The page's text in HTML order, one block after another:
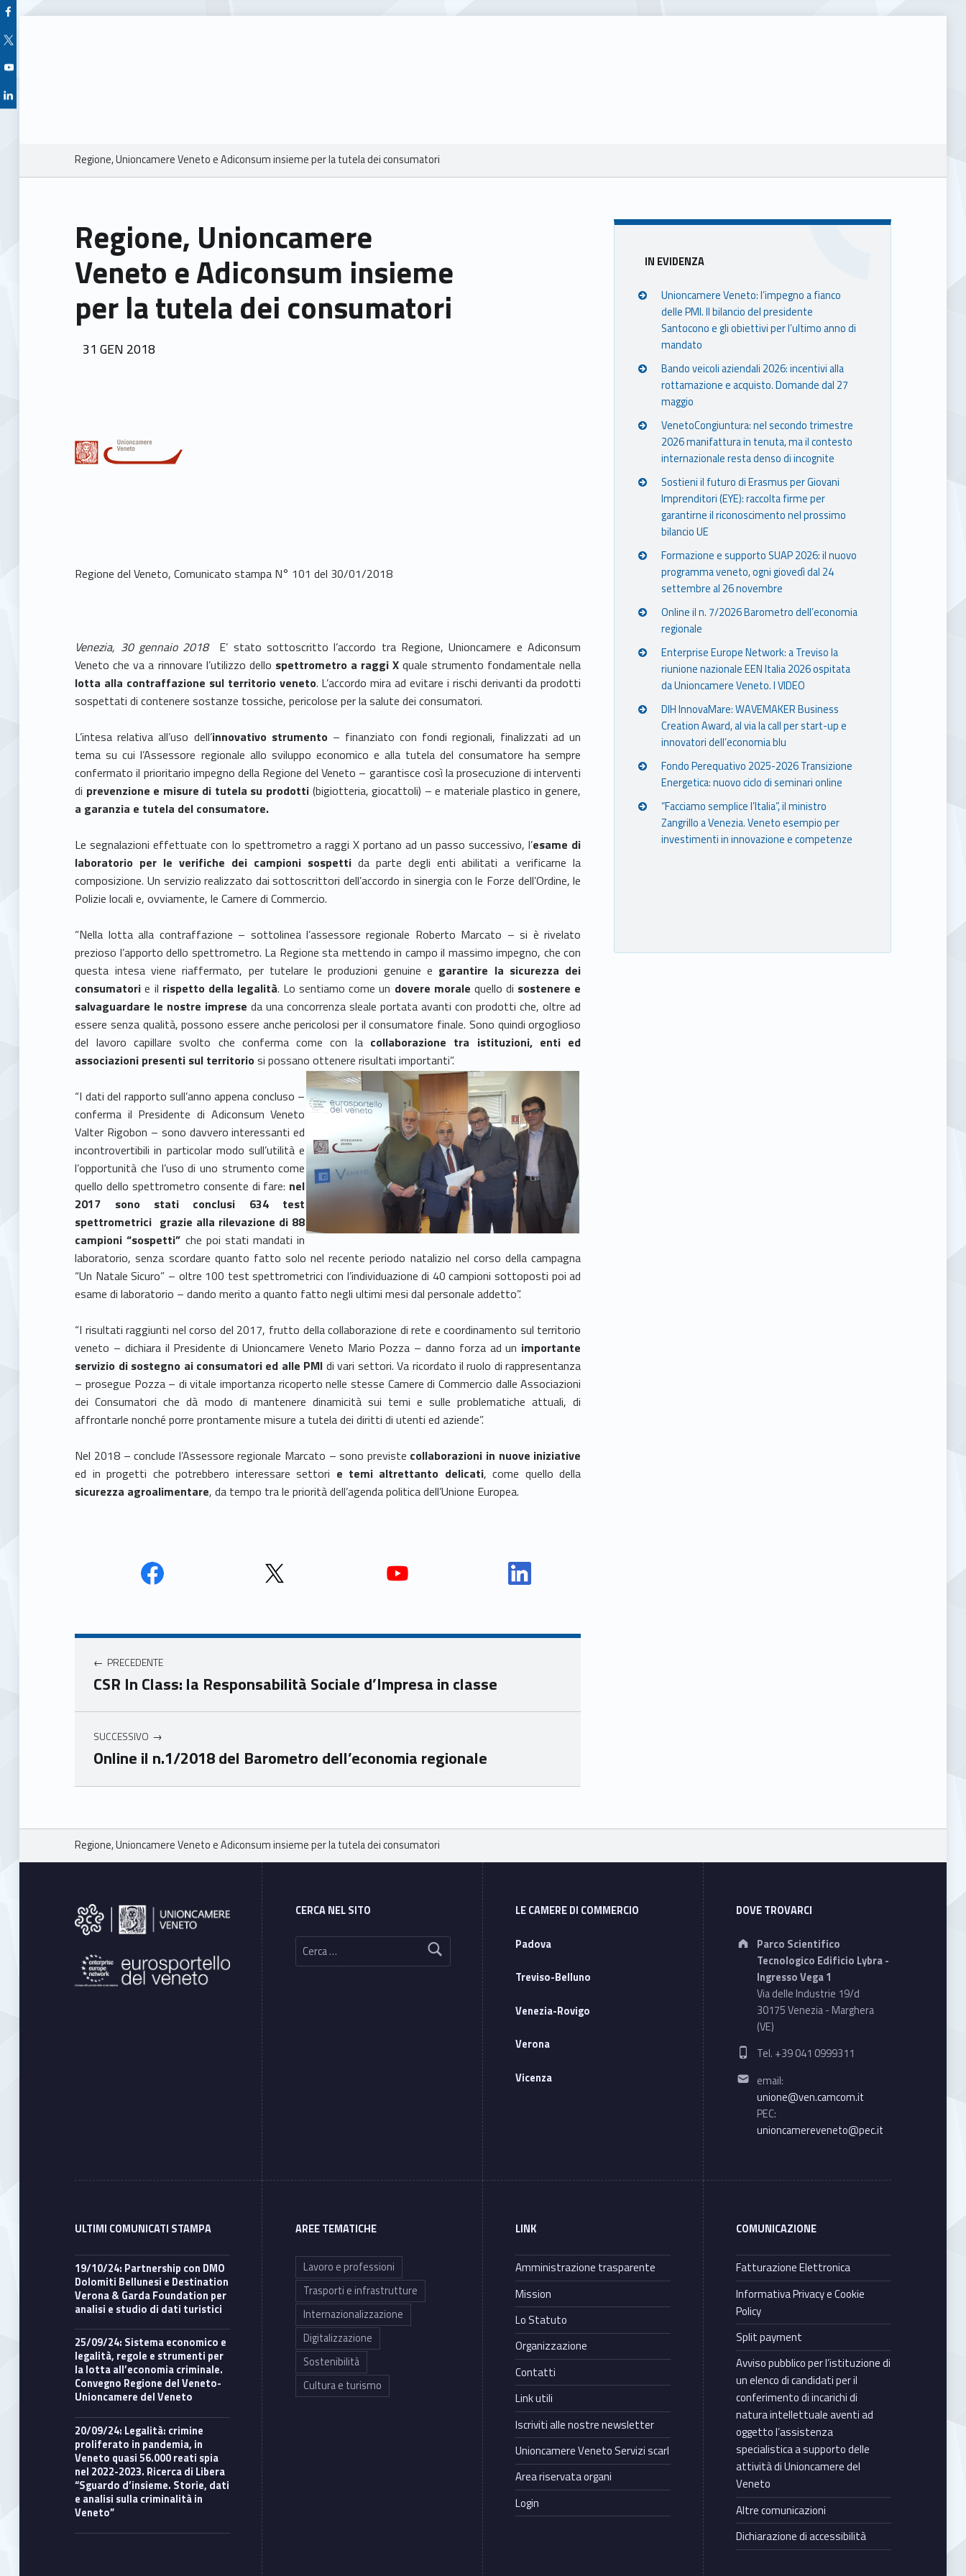
Facebook Unioncamere Veneto
Twitter Unioncamere Veneto
Youtube Unioncamere Veneto
Linkedin Unioncamere Veneto
Breadcrumbs navigation
Regione, Unioncamere Veneto e Adiconsum insieme per la tutela dei consumatori
Regione, Unioncamere
Veneto e Adiconsum insieme
per la tutela dei consumatori
POSTED ON:
31 GEN 2018
Regione del Veneto, Comunicato stampa N° 101 del 30/01/2018
Venezia, 30 gennaio 2018 E’ stato sottoscritto l’accordo tra Regione, Unioncamere e Adiconsum
Veneto che va a rinnovare l’utilizzo dello spettrometro a raggi Xquale strumento fondamentale nella
lotta alla contraffazione sul territorio veneto. L’accordo mira ad evitare i rischi derivanti da prodotti
sospettati di contenere sostanze tossiche, pericolose per la salute dei consumatori.
L’intesa relativa all’uso dell’innovativo strumento– finanziato con fondi regionali, finalizzati ad un
tema su cui l’Assessore regionale allo sviluppo economico e alla tutela del consumatore ha sempre
confermato il prioritario impegno della Regione del Veneto – garantisce così la prosecuzione di interventi
di prevenzione e misure di tutela su prodotti (bigiotteria, giocattoli) – e materiale plastico in genere,
a garanzia e tutela del consumatore.
Le segnalazioni effettuate con lo spettrometro a raggi X portano ad un passo successivo, l’esame di
laboratorio per le verifiche dei campioni sospettida parte degli enti abilitati a verificarne la
composizione. Un servizio realizzato dai sottoscrittori dell’accordo in sinergia con le Forze dell’Ordine, le
Polizie locali e, ovviamente, le Camere di Commercio.
“Nella lotta alla contraffazione – sottolinea l’assessore regionale Roberto Marcato – si è rivelato
prezioso l’apporto dello spettrometro. La Regione sta mettendo in campo il massimo impegno, che con
questa intesa viene riaffermato, per tutelare le produzioni genuine e garantire la sicurezza dei
consumatori e il rispetto della legalità. Lo sentiamo come un dovere morale quello di sostenere e
salvaguardare le nostre imprese da una concorrenza sleale portata avanti con prodotti che, oltre ad
essere senza qualità, possono essere anche pericolosi per il consumatore finale. Sono quindi orgoglioso
del lavoro capillare svolto che conferma come con la collaborazione tra istituzioni, enti ed
associazioni presenti sul territoriosi possano ottenere risultati importanti”.
“I dati del rapporto sull’anno appena concluso –
conferma il Presidente di Adiconsum Veneto
Valter Rigobon – sono davvero interessanti ed
incontrovertibili in particolar modo sull’utilità e
l’opportunità che l’uso di uno strumento come
quello dello spettrometro consente di fare: nel
2017 sono stati conclusi 634 test
spettrometrici grazie alla rilevazione di 88
campioni “sospetti” che poi stati mandati in
laboratorio, senza scordare quanto fatto solo nel recente periodo natalizio nel corso della campagna
“Un Natale Sicuro” – oltre 100 test spettrometrici con l’individuazione di 40 campioni sottoposti poi ad
esame di laboratorio – dando merito a quanto fatto negli ultimi mesi dal personale addetto”.
“I risultati raggiunti nel corso del 2017, frutto della collaborazione di rete e coordinamento sul territorio
veneto – dichiara il Presidente di Unioncamere Veneto Mario Pozza – danno forza ad un importante
servizio di sostegno ai consumatori ed alle PMI di vari settori. Va ricordato il ruolo di rappresentanza
– prosegue Pozza – di vitale importanza ricoperto nelle stesse Camere di Commercio dalle Associazioni
dei Consumatori che dà modo di mantenere dinamicità sui temi e sulle problematiche attuali, di
affrontarle nonché porre prontamente misure a tutela dei diritti di utenti ed aziende”.
Nel 2018 – conclude l’Assessore regionale Marcato – sono previste collaborazioni in nuove iniziative
ed in progetti che potrebbero interessare settori e temi altrettanto delicati, come quello della
sicurezza agroalimentare, da tempo tra le priorità dell’agenda politica dell’Unione Europea.
Unio
mer
e
Unio
e
Unio
e
Unio
Navigazione articoli
PRECEDENTE
CSR In Class: la Responsabilità Sociale d’Impresa in classe
SUCCESSIVO
Online il n.1/2018 del Barometro dell’economia regionale
Skip back to main navigation
Sidebar
IN EVIDENZA
Unioncamere Veneto: l’impegno a fianco
delle PMI. Il bilancio del presidente
Santocono e gli obiettivi per l’ultimo anno di
mandato
Bando veicoli aziendali 2026: incentivi alla
rottamazione e acquisto. Domande dal 27
maggio
VenetoCongiuntura: nel secondo trimestre
2026 manifattura in tenuta, ma il contesto
internazionale resta denso di incognite
Sostieni il futuro di Erasmus per Giovani
Imprenditori (EYE): raccolta firme per
garantirne il riconoscimento nel prossimo
bilancio UE
Formazione e supporto SUAP 2026: il nuovo
programma veneto, ogni giovedì dal 24
settembre al 26 novembre
Online il n. 7/2026 Barometro dell’economia
regionale
Enterprise Europe Network: a Treviso la
riunione nazionale EEN Italia 2026 ospitata
da Unioncamere Veneto. I VIDEO
DIH InnovaMare: WAVEMAKER Business
Creation Award, al via la call per start-up e
innovatori dell’economia blu
Fondo Perequativo 2025-2026 Transizione
Energetica: nuovo ciclo di seminari online
“Facciamo semplice l’Italia”, il ministro
Zangrillo a Venezia. Veneto esempio per
investimenti in innovazione e competenze
Breadcrumbs navigation
Regione, Unioncamere Veneto e Adiconsum insieme per la tutela dei consumatori
Footer sidebar
CERCA NEL SITO
Ricerca per:
LE CAMERE DI COMMERCIO
Padova
Treviso-Belluno
Venezia-Rovigo
Verona
Vicenza
DOVE TROVARCI
Address:
Parco Scientifico
Tecnologico Edificio Lybra -
Ingresso Vega 1
Via delle Industrie 19/d
30175 Venezia - Marghera
(VE)
Phone number:
Tel. +39 041 0999311
Email address:
email:
unione@ven.camcom.it
PEC:
unioncamereveneto@pec.it
ULTIMI COMUNICATI STAMPA
19/10/24: Partnership con DMO
Dolomiti Bellunesi e Destination
Verona & Garda Foundation per
analisi e studio di dati turistici
25/09/24: Sistema economico e
legalità, regole e strumenti per
la lotta all’economia criminale.
Convegno Regione del Veneto-
Unioncamere del Veneto
20/09/24: Legalità: crimine
proliferato in pandemia, in
Veneto quasi 56.000 reati spia
nel 2022-2023. Ricerca di Libera
“Sguardo d’insieme. Storie, dati
e analisi sulla criminalità in
Veneto”
AREE TEMATICHE
Lavoro e professioni
Trasporti e infrastrutture
Internazionalizzazione
Digitalizzazione
Sostenibilità
Cultura e turismo
LINK
Amministrazione trasparente
Mission
Lo Statuto
Organizzazione
Contatti
Link utili
Iscriviti alle nostre newsletter
Unioncamere Veneto Servizi scarl
Area riservata organi
Login
COMUNICAZIONE
Fatturazione Elettronica
Informativa Privacy e Cookie
Policy
Split payment
Avviso pubblico per l’istituzione di
un elenco di candidati per il
conferimento di incarichi di
natura intellettuale aventi ad
oggetto l’assistenza
specialistica a supporto delle
attività di Unioncamere del
Veneto
Altre comunicazioni
Dichiarazione di accessibilità